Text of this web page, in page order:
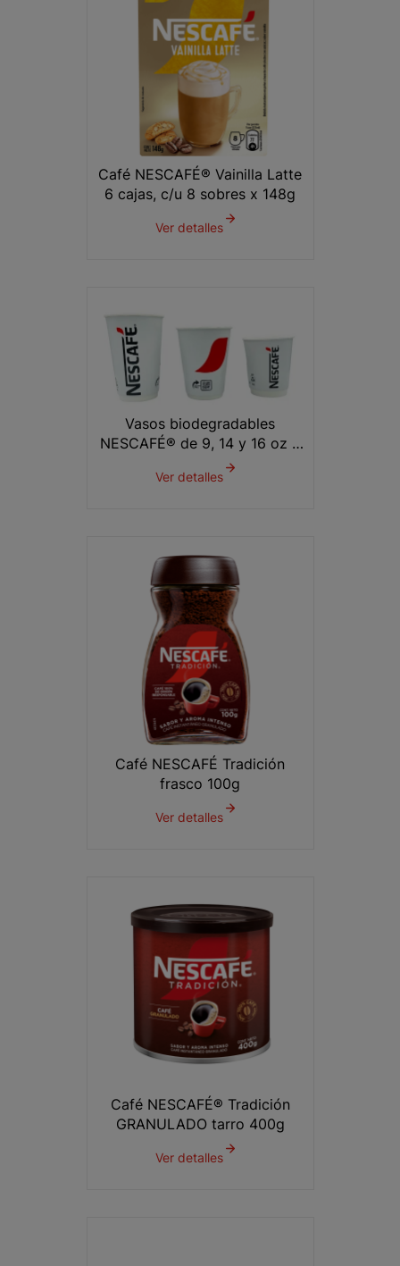
Café NESCAFÉ® Vainilla Latte
6 cajas, c/u 8 sobres x 148g
Ver detalles
Vasos biodegradables
NESCAFÉ® de 9, 14 y 16 oz x
500 unds.
Ver detalles
Café NESCAFÉ Tradición
frasco 100g
Ver detalles
Café NESCAFÉ® Tradición
GRANULADO tarro 400g
Ver detalles